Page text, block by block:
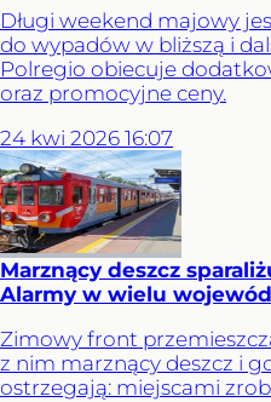
Długi weekend majowy
do wypadów w bliższą i
Polregio obiecuje
oraz promocyjne ceny.
24 kwi 2026 16:07
Marznący deszcz
Alarmy w wielu
Zimowy front
z nim marznący deszcz i
ostrzegają: miejscami